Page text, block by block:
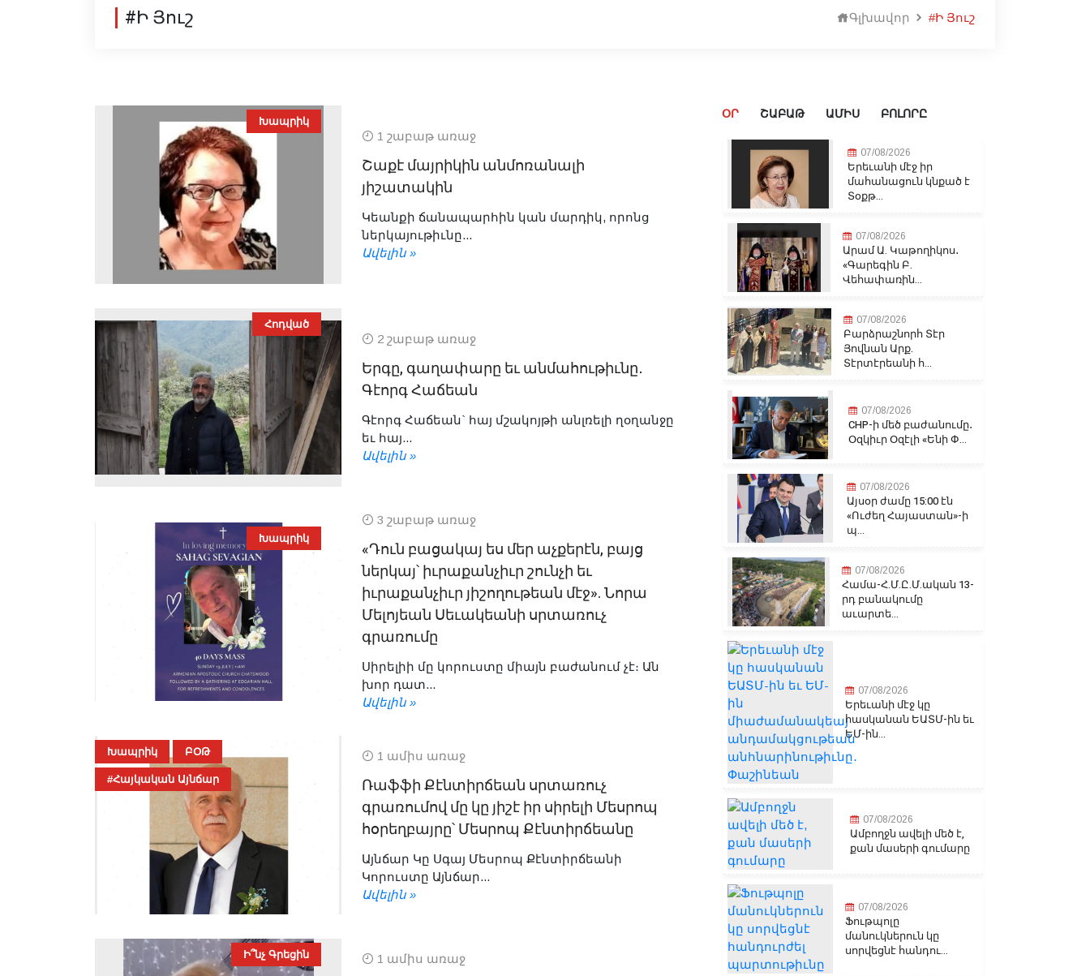
#Ի Յուշ Գլխավոր #Ի Յուշ
Խապրիկ
1 շաբաթ առաջ
Շաքէ մայրիկին անմոռանալի
յիշատակին
Կեանքի ճանապարհին կան մարդիկ, որոնց
ներկայութիւնը...
Ավելին »
Հոդված
2 շաբաթ առաջ
Երգը, գաղափարը եւ անմահութիւնը․
Գէորգ Հաճեան
Գէորգ Հաճեան` հայ մշակոյթի անլռելի ղօղանջը
եւ հայ...
Ավելին »
Խապրիկ
3 շաբաթ առաջ
«Դուն բացակայ ես մեր աչքերէն, բայց
ներկայ՝ իւրաքանչիւր շունչի եւ
իւրաքանչիւր յիշողութեան մէջ». Նորա
Մելոյեան Սեւակեանի սրտառուչ
գրառումը
Սիրելիի մը կորուստը միայն բաժանում չէ։ Ան
խոր դատ...
Ավելին »
Խապրիկ ԲՕԹ
#Հայկական Այնճար
1 ամիս առաջ
Ռաֆֆի Քէնտիրճեան սրտառուչ
գրառումով մը կը յիշէ իր սիրելի Մեսրոպ
հօրեղբայրը՝ Մեսրոպ Քէնտիրճեանը
Այնճար Կը Սգայ Մեսրոպ Քէնտիրճեանի
Կորուստը Այնճար...
Ավելին »
Ի՞նչ Գրեցին 1 ամիս առաջ
ՕՐ ՇԱԲԱԹ ԱՄԻՍ ԲՈԼՈՐԸ
07/08/2026
Երեւանի մէջ իր
մահանացուն կնքած է
Տօքթ...
07/08/2026
Արամ Ա. Կաթողիկոս․
«Գարեգին Բ.
Վեհափառին...
07/08/2026
Բարձրաշնորհ Տէր
Յովնան Արք.
Տէրտէրեանի հ...
07/08/2026
CHP-ի մեծ բաժանումը․
Օզկիւր Օզէլի «Ենի Փ...
07/08/2026
Այսօր ժամը 15:00 էն
«Ուժեղ Հայաստան»-ի
պ...
07/08/2026
Համա-Հ.Մ.Ը.Մ.ական 13-
րդ բանակումը
աւարտե...
07/08/2026
Երեւանի մէջ կը
հասկանան ԵԱՏՄ-ին եւ
ԵՄ-ին...
07/08/2026
Ամբողջն ավելի մեծ է,
քան մասերի գումարը
07/08/2026
Ֆութպոլը
մանուկներուն կը
սորվեցնէ հանդու...